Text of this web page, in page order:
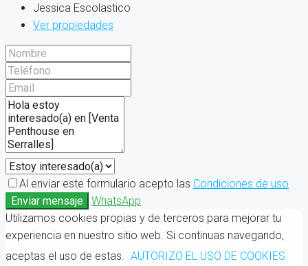
Jessica Escolastico
Ver propiedades
Al enviar este formulario acepto las Condiciones de uso
Enviar mensaje
WhatsApp
Utilizamos cookies propias y de terceros para mejorar tu
experiencia en nuestro sitio web. Si continuas navegando,
aceptas el uso de estas.
AUTORIZO EL USO DE COOKIES